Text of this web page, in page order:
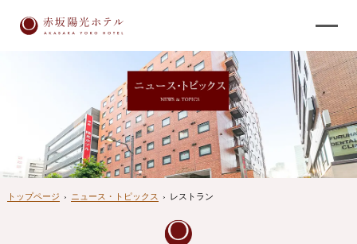
トップページ › ニュース・トピックス › レストラン